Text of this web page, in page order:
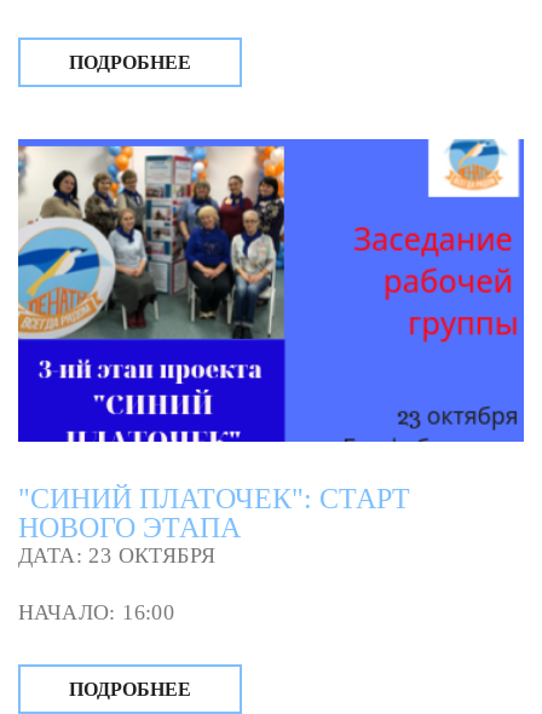
ПОДРОБНЕЕ
"СИНИЙ ПЛАТОЧЕК": СТАРТ
НОВОГО ЭТАПА
ДАТА: 23 ОКТЯБРЯ
НАЧАЛО: 16:00
ПОДРОБНЕЕ